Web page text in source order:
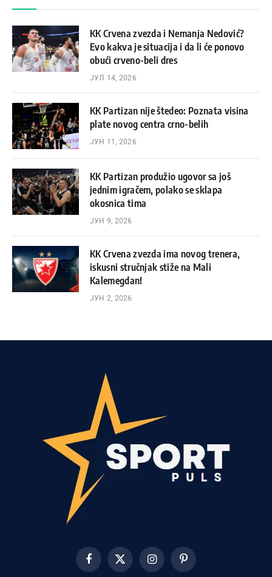
KK Crvena zvezda i Nemanja Nedović?
Evo kakva je situacija i da li će ponovo
obući crveno-beli dres
ЈУЛ 14, 2026
KK Partizan nije štedeo: Poznata visina
plate novog centra crno-belih
ЈУН 11, 2026
KK Partizan produžio ugovor sa još
jednim igračem, polako se sklapa
okosnica tima
ЈУН 9, 2026
KK Crvena zvezda ima novog trenera,
iskusni stručnjak stiže na Mali
Kalemegdan!
ЈУН 2, 2026
FacebookX
InstagramPinterest